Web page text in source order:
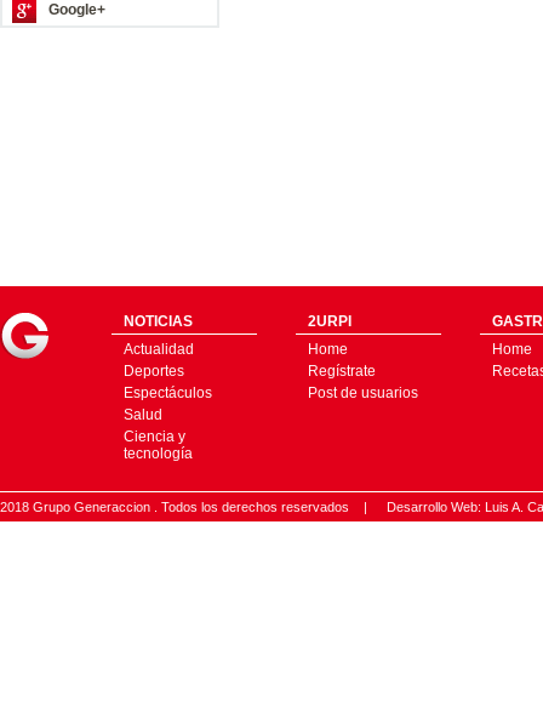
Google+
NOTICIAS
Actualidad
Deportes
Espectáculos
Salud
Ciencia y
tecnología
2URPI
Home
Regístrate
Post de usuarios
Home
2018 Grupo Generaccion . Todos los derechos reservados | Desarrollo Web: Luis